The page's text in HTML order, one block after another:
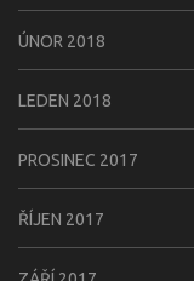
ÚNOR 2018
LEDEN 2018
PROSINEC 2017
ŘÍJEN 2017